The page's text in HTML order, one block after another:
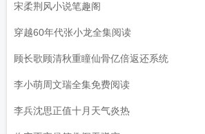
宋柔荆风小说笔趣阁
穿越60年代张小龙全集阅读
顾长歌顾清秋重瞳仙骨亿倍返还系统
李小萌周文瑞全集免费阅读
李兵沈思正值十月天气炎热